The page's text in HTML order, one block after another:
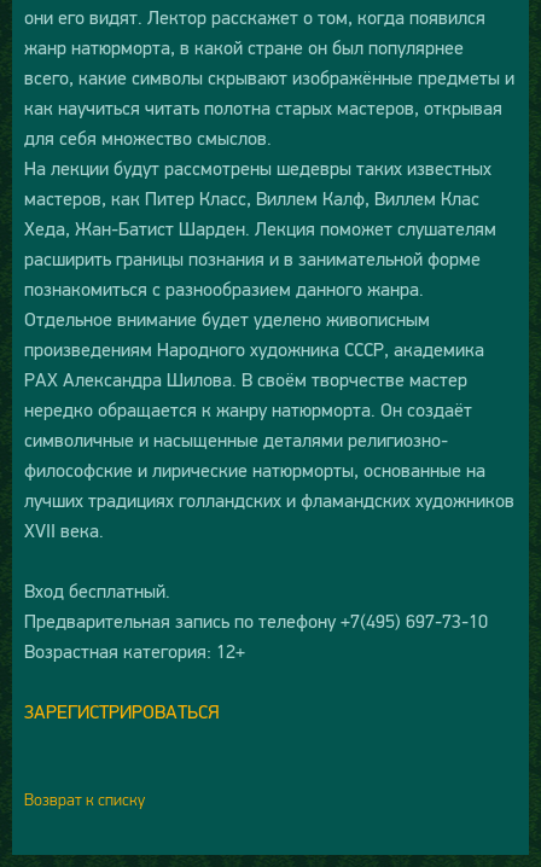
они его видят. Лектор расскажет о том, когда появился
жанр натюрморта, в какой стране он был популярнее
всего, какие символы скрывают изображённые предметы и
как научиться читать полотна старых мастеров, открывая
для себя множество смыслов.
На лекции будут рассмотрены шедевры таких известных
мастеров, как Питер Класс, Виллем Калф, Виллем Клас
Хеда, Жан-Батист Шарден. Лекция поможет слушателям
расширить границы познания и в занимательной форме
познакомиться с разнообразием данного жанра.
Отдельное внимание будет уделено живописным
произведениям Народного художника СССР, академика
РАХ Александра Шилова. В своём творчестве мастер
нередко обращается к жанру натюрморта. Он создаёт
символичные и насыщенные деталями религиозно-
философские и лирические натюрморты, основанные на
лучших традициях голландских и фламандских художников
XVII века.
Вход бесплатный.
Предварительная запись по телефону +7(495) 697-73-10
Возрастная категория: 12+
ЗАРЕГИСТРИРОВАТЬСЯ
Возврат к списку